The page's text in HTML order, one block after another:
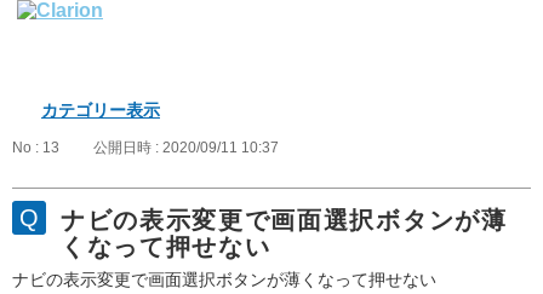
カテゴリー表示
No : 13 公開日時 : 2020/09/11 10:37
ナビの表示変更で画面選択ボタンが薄
くなって押せない
ナビの表示変更で画面選択ボタンが薄くなって押せない